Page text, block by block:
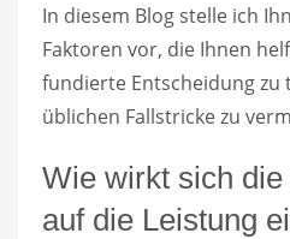
In diesem Blog stelle ich
Faktoren vor, die Ihnen
fundierte Entscheidung
üblichen Fallstricke zu
Wie wirkt sich
auf die Leistung